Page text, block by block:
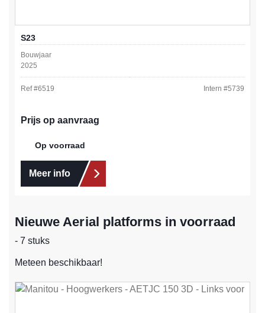
S23
Bouwjaar
2025
Ref #6519 Intern #5739
Prijs op aanvraag
Op voorraad
Meer info
Nieuwe Aerial platforms in voorraad
- 7 stuks
Meteen beschikbaar!